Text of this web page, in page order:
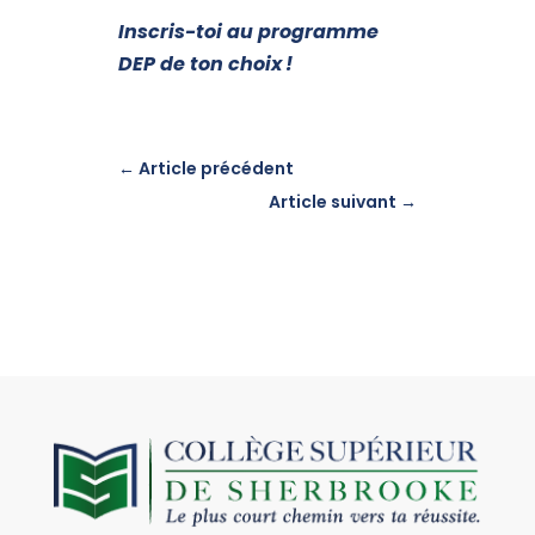
Inscris-toi au programme
DEP de ton choix !
← Article précédent
Article suivant →